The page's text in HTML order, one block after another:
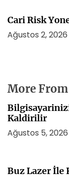
Cari Risk
Ağustos 2, 2026
More
Kaldirilir
Ağustos 5, 2026
Buz Lazer İle